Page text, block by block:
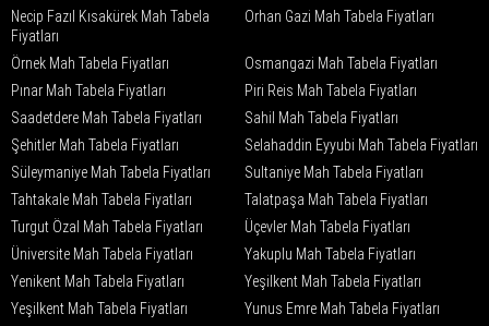
Necip Fazıl Kısakürek Mah Tabela
Fiyatları
Orhan Gazi Mah Tabela Fiyatları
Örnek Mah Tabela Fiyatları
Osmangazi Mah Tabela Fiyatları
Pınar Mah Tabela Fiyatları
Piri Reis Mah Tabela Fiyatları
Saadetdere Mah Tabela Fiyatları
Sahil Mah Tabela Fiyatları
Şehitler Mah Tabela Fiyatları
Selahaddin Eyyubi Mah Tabela Fiyatları
Süleymaniye Mah Tabela Fiyatları
Sultaniye Mah Tabela Fiyatları
Tahtakale Mah Tabela Fiyatları
Talatpaşa Mah Tabela Fiyatları
Turgut Özal Mah Tabela Fiyatları
Üçevler Mah Tabela Fiyatları
Üniversite Mah Tabela Fiyatları
Yakuplu Mah Tabela Fiyatları
Yenikent Mah Tabela Fiyatları
Yeşilkent Mah Tabela Fiyatları
Yeşilkent Mah Tabela Fiyatları
Yunus Emre Mah Tabela Fiyatları